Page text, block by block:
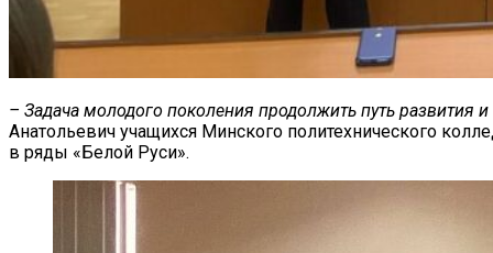
– Задача молодого поколения продолжить путь развития
Анатольевич учащихся Минского политехнического
в ряды «Белой Руси».